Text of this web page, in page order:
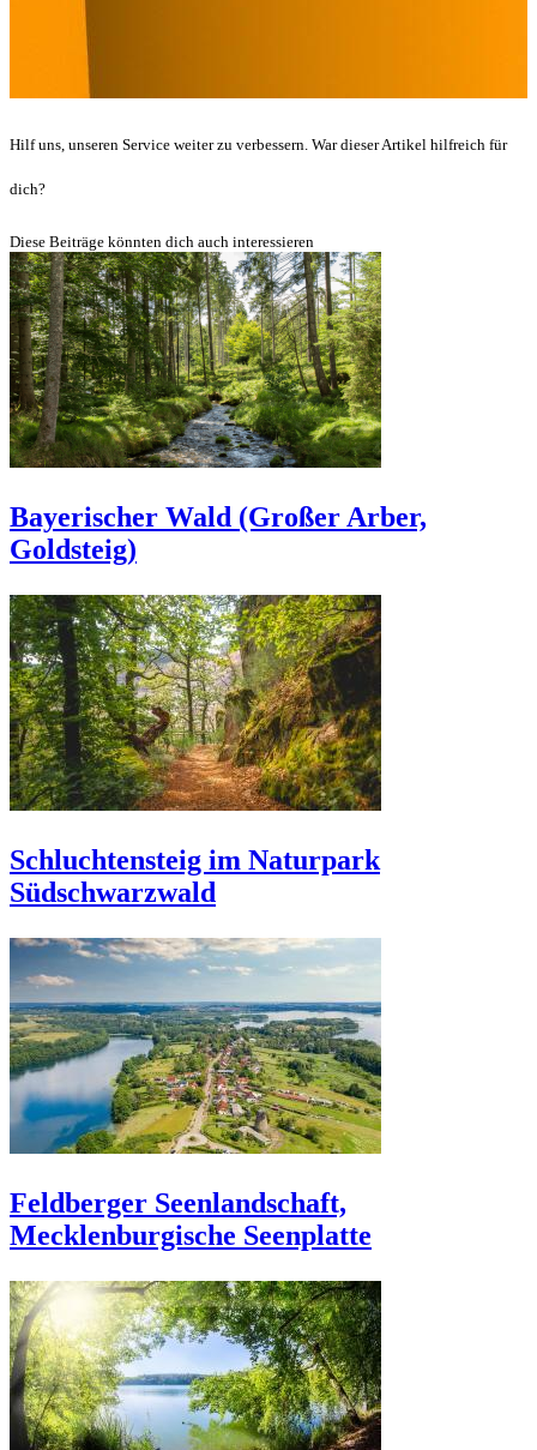
Hilf uns, unseren Service weiter zu verbessern. War dieser Artikel hilfreich für
dich?
Diese Beiträge könnten dich auch interessieren
Bayerischer Wald (Großer Arber,
Goldsteig)
Schluchtensteig im Naturpark
Südschwarzwald
Feldberger Seenlandschaft,
Mecklenburgische Seenplatte